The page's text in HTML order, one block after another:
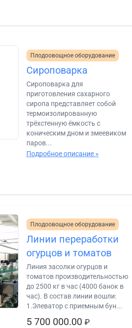
Плодоовощное оборудование
Сироповарка
Сироповарка для
приготовления сахарного
сиропа представляет собой
термоизолированную
трёхстенную ёмкость с
коническим дном и змеевиком
паров...
Подробное описание »
Плодоовощное оборудование
Линии переработки
огурцов и томатов
Линия засолки огурцов и
томатов производительностью
до 2500 кг в час (4000 банок в
час). В состав линии вошли:
1.Элеватор с приемным бун...
5 700 000.00 ₽